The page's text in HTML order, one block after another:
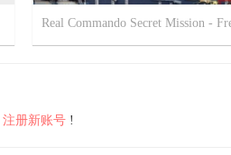
注册新账号 !